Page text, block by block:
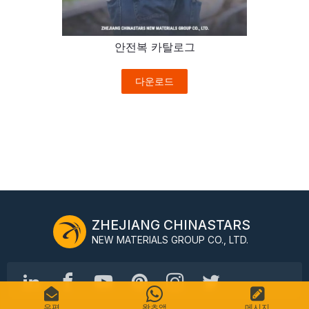
안전복 카탈로그
다운로드
ZHEJIANG CHINASTARS
NEW MATERIALS GROUP CO., LTD.